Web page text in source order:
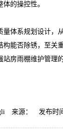
的操控性。
体系规划设计，
能否除锈，至关
房雨棚维护管理
来源： 发布时间